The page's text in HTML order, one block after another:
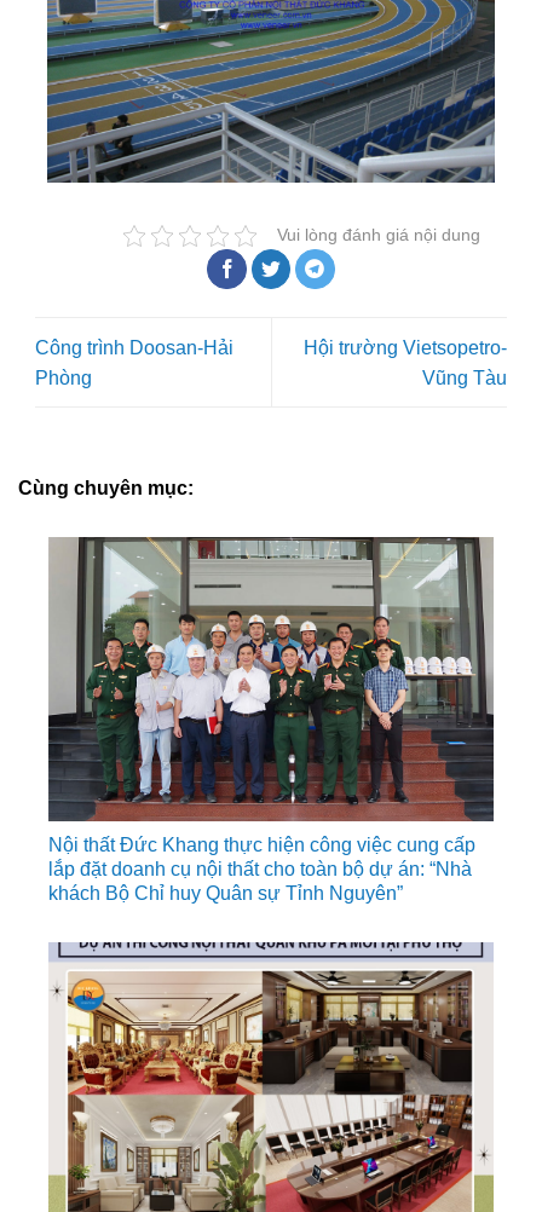
Vui lòng đánh giá nội dung
Công trình Doosan-Hải
Phòng
Hội trường Vietsopetro-
Vũng Tàu
Cùng chuyên mục:
Nội thất Đức Khang thực hiện công việc cung cấp
lắp đặt doanh cụ nội thất cho toàn bộ dự án: “Nhà
khách Bộ Chỉ huy Quân sự Tỉnh Nguyên”